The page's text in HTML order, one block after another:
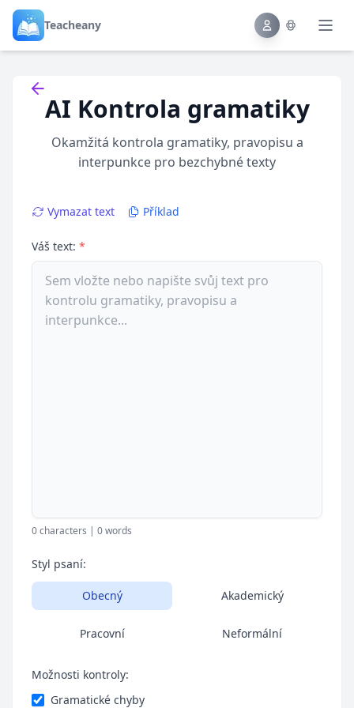
Teacheany
Back to tools
AI Kontrola gramatiky
Okamžitá kontrola gramatiky, pravopisu a
interpunkce pro bezchybné texty
Vymazat text Příklad
Váš text: *
0 characters | 0 words
Styl psaní:
Obecný Akademický
Pracovní Neformální
Možnosti kontroly:
Gramatické chyby